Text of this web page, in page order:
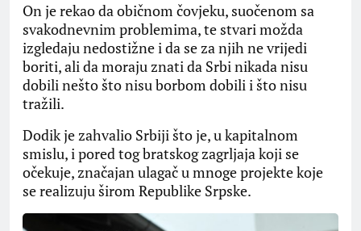
On je rekao da običnom čovjeku, suočenom sa
svakodnevnim problemima, te stvari možda
izgledaju nedostižne i da se za njih ne vrijedi
boriti, ali da moraju znati da Srbi nikada nisu
dobili nešto što nisu borbom dobili i što nisu
tražili.
Dodik je zahvalio Srbiji što je, u kapitalnom
smislu, i pored tog bratskog zagrljaja koji se
očekuje, značajan ulagač u mnoge projekte koje
se realizuju širom Republike Srpske.